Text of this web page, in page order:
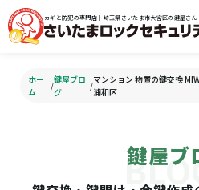
カギと防犯の専門店｜埼玉県さいたま市大宮区の鍵屋さん
ホー
ム
/
鍵屋ブロ
グ
/
マンション 物置の鍵交換
浦和区
鍵屋ブ